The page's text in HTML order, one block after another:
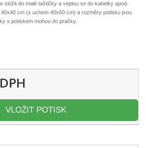
složit do malé taštičky a vejdou se do kabelky apod.
cm (s uchem 40x60 cm) a rozměry potisku jsou
s potiskem mohou do pračky.
VLOŽIT POTISK